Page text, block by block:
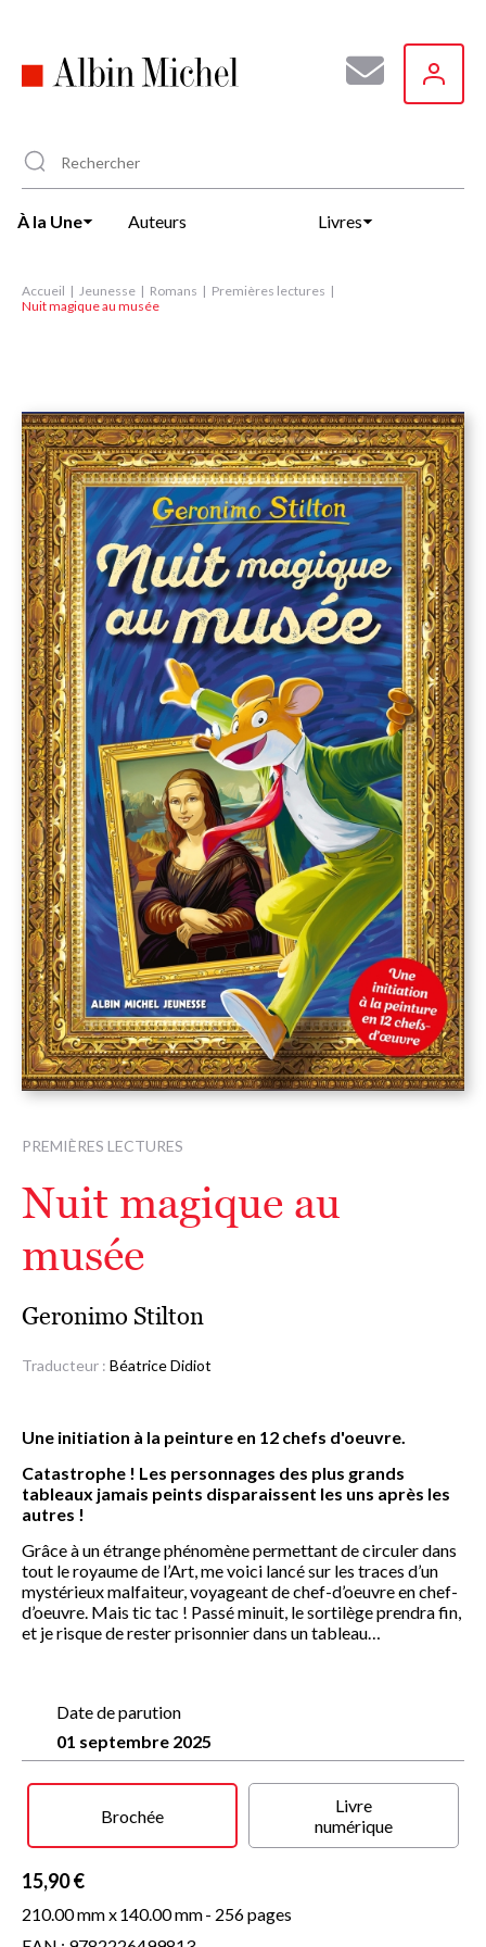
principal
À la Une Auteurs Livres
Accueil Jeunesse Romans
Premières lectures
Nuit magique au musée
PREMIÈRES LECTURES
Nuit magique au
musée
Geronimo Stilton
Traducteur : Béatrice Didiot
Une initiation à la peinture en 12 chefs d'oeuvre.
Catastrophe ! Les personnages des plus grands
tableaux jamais peints disparaissent les uns après les
autres !
Grâce à un étrange phénomène permettant de circuler dans
tout le royaume de l’Art, me voici lancé sur les traces d’un
mystérieux malfaiteur, voyageant de chef-d’oeuvre en chef-
d’oeuvre. Mais tic tac ! Passé minuit, le sortilège prendra fin,
et je risque de rester prisonnier dans un tableau…
Date de parution
01 septembre 2025
Brochée
Livre
numérique
15,90 €
210.00 mm x140.00 mm- 256 pages